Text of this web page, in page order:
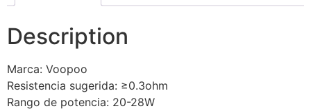
Description
Marca: Voopoo
Resistencia sugerida: ≥0.3ohm
Rango de potencia: 20-28W